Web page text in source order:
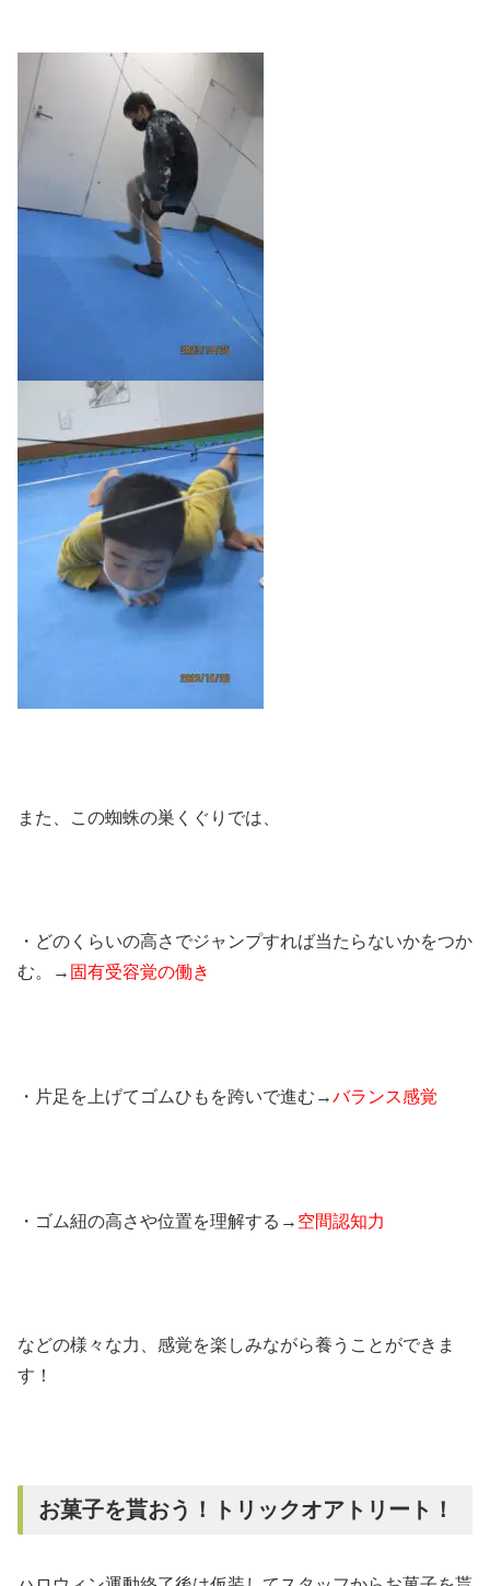
また、この蜘蛛の巣くぐりでは、
・どのくらいの高さでジャンプすれば当たらないかをつか
む。→ 固有受容覚の働き
・片足を上げてゴムひもを跨いで進む→バランス感覚
・ゴム紐の高さや位置を理解する→ 空間認知力
などの様々な力、感覚を楽しみながら養うことができま
す！
お菓子を貰おう！トリックオアトリート！